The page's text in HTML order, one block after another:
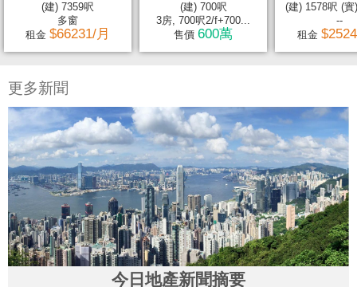
(建) 7359呎
多窗
租金 $66231/月
(建) 700呎
3房, 700呎2/f+700...
售價 600萬
(建) 1578呎 (實
--
租金
更多新聞
今日地產新聞摘要